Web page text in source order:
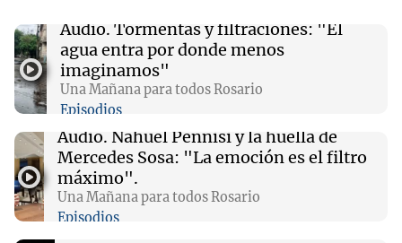
este domingo 9 de agosto
00:21 Clima
Clima en Mendoza: cómo estará el tiempo
este domingo 9 de agosto
00:16 Clima
Clima en Santa Fe: cómo estará el tiempo este
domingo 9 de agosto
Audio. Tormentas y filtraciones: "El
agua entra por donde menos
imaginamos"
Una Mañana para todos Rosario
Episodios
Audio. Nahuel Pennisi y la huella de
Mercedes Sosa: "La emoción es el filtro
máximo".
Una Mañana para todos Rosario
Episodios